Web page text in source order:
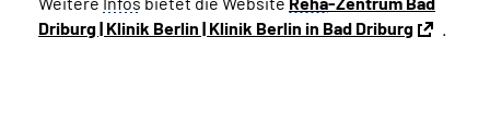
Driburg | Klinik Berlin | Klinik Berlin in Bad Driburg